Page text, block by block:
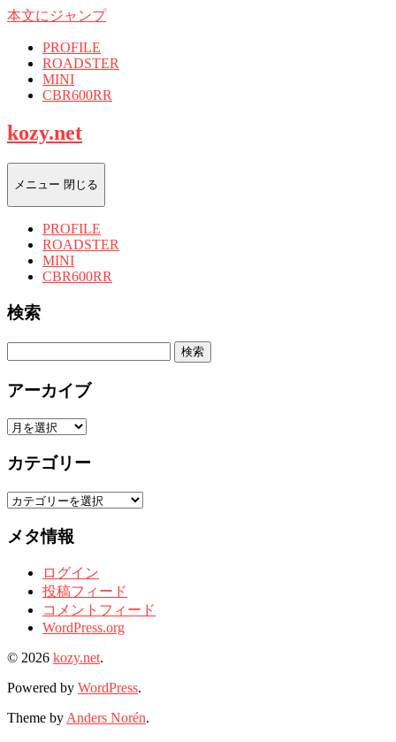
本文にジャンプ
PROFILE
ROADSTER
MINI
CBR600RR
kozy.net
メニュー 閉じる
PROFILE
ROADSTER
MINI
CBR600RR
検索
アーカイブ
ア
カ
ブ
カテゴリー
カ
ゴ
メタ情報
ログイン
投稿フィード
コメントフィード
WordPress.org
© 2026 kozy.net.
Powered by WordPress.
Theme by Anders Norén.